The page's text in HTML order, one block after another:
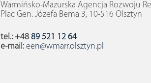
Warmińsko-Mazurska Agencja Rozwoju
Plac Gen. Józefa Bema 3, 10-516 Olsztyn
tel.: +48 89 521 12 64
e-mail: een@wmarr.olsztyn.pl